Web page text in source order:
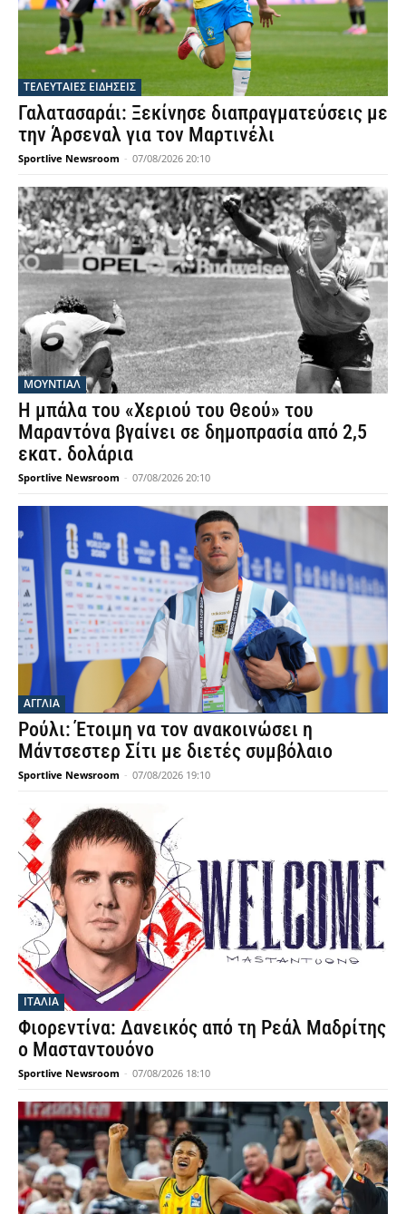
ΤΕΛΕΥΤΑΙΕΣ ΕΙΔΗΣΕΙΣ
Γαλατασαράι: Ξεκίνησε διαπραγματεύσεις με
την Άρσεναλ για τον Μαρτινέλι
Sportlive Newsroom - 07/08/2026 20:10
ΜΟΥΝΤΙΆΛ
Η μπάλα του «Χεριού του Θεού» του
Μαραντόνα βγαίνει σε δημοπρασία από 2,5
εκατ. δολάρια
Sportlive Newsroom - 07/08/2026 20:10
ΑΓΓΛΙΑ
Ρούλι: Έτοιμη να τον ανακοινώσει η
Μάντσεστερ Σίτι με διετές συμβόλαιο
Sportlive Newsroom - 07/08/2026 19:10
ΙΤΑΛΙΑ
Φιορεντίνα: Δανεικός από τη Ρεάλ Μαδρίτης
ο Μασταντουόνο
Sportlive Newsroom - 07/08/2026 18:10